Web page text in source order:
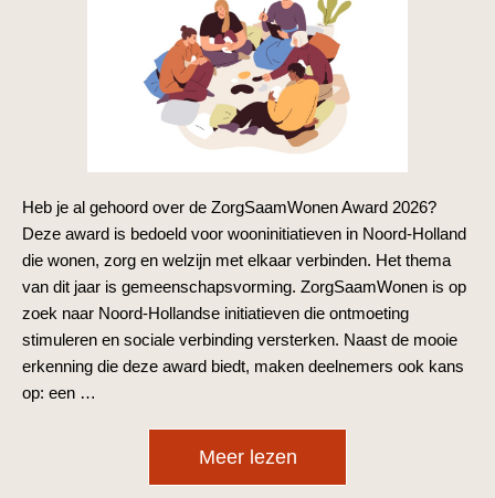
Heb je al gehoord over de ZorgSaamWonen Award 2026?
Deze award is bedoeld voor wooninitiatieven in Noord-Holland
die wonen, zorg en welzijn met elkaar verbinden. Het thema
van dit jaar is gemeenschapsvorming. ZorgSaamWonen is op
zoek naar Noord-Hollandse initiatieven die ontmoeting
stimuleren en sociale verbinding versterken. Naast de mooie
erkenning die deze award biedt, maken deelnemers ook kans
op: een …
Meer lezen